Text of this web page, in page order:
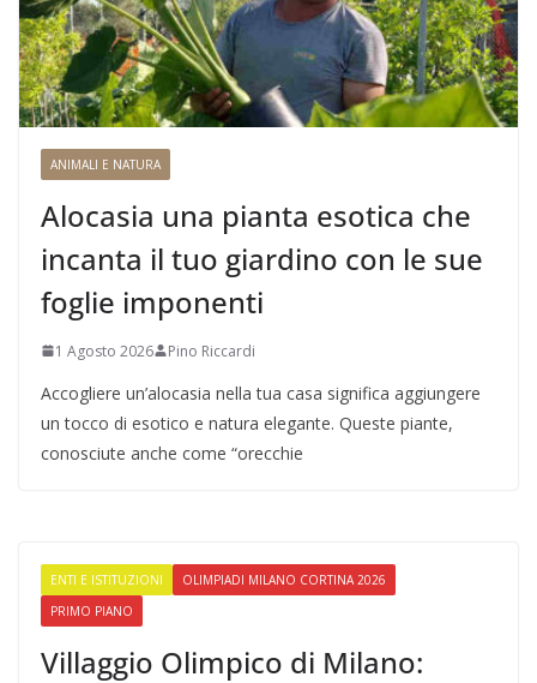
ANIMALI E NATURA
Alocasia una pianta esotica che
incanta il tuo giardino con le sue
foglie imponenti
1 Agosto 2026 Pino Riccardi
Accogliere un’alocasia nella tua casa significa aggiungere
un tocco di esotico e natura elegante. Queste piante,
conosciute anche come “orecchie
ENTI E ISTITUZIONI
OLIMPIADI MILANO CORTINA 2026
PRIMO PIANO
Villaggio Olimpico di Milano: